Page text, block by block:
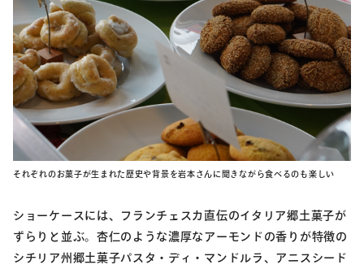
それぞれのお菓子が生まれた歴史や背景を岩本さんに聞きながら食べるのも楽しい
ショーケースには、フランチェスカ直伝のイタリア郷土菓子が
ずらりと並ぶ。杏仁のような濃厚なアーモンドの香りが特徴の
シチリア州郷土菓子パスタ・ディ・マンドルラ、アニスシード